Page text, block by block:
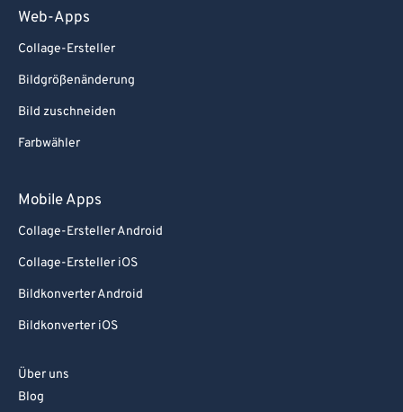
Web-Apps
Collage-Ersteller
Bildgrößenänderung
Bild zuschneiden
Farbwähler
Mobile Apps
Collage-Ersteller Android
Collage-Ersteller iOS
Bildkonverter Android
Bildkonverter iOS
Über uns
Blog